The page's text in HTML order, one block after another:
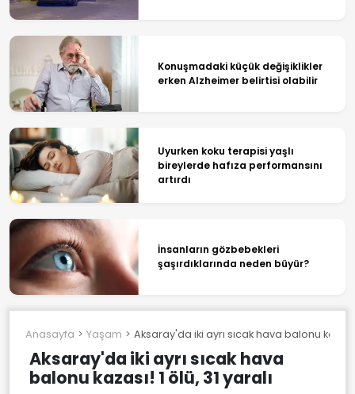
Konuşmadaki küçük değişiklikler
erken Alzheimer belirtisi olabilir
Uyurken koku terapisi yaşlı
bireylerde hafıza performansını
artırdı
İnsanların gözbebekleri
şaşırdıklarında neden büyür?
Anasayfa Yaşam Aksaray'da iki ayrı sıcak hava balonu
Aksaray'da iki ayrı sıcak hava
balonu kazası! 1 ölü, 31 yaralı